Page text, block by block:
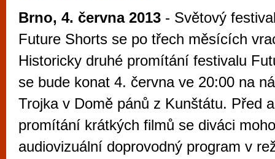
Brno, 4. června 2013 - Světový
Future Shorts se po třech měsících
Historicky druhé promítání festivalu
se bude konat 4. června ve 20:00 na
Trojka v Domě pánů z Kunštátu. Před
promítání krátkých filmů se diváci
audiovizuální doprovodný program v
Brno je
zajímavé
restaurace,
Mimo jiné je ale také místem, kde si
vyzkoušet různé kasinové hry. V
metropoli naleznete širokou nabídku her
po moderní automaty jak pro pravidelné
příležitostné hráče. V...